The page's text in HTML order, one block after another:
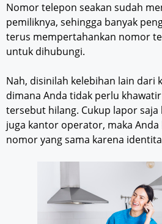
Nomor telepon seakan sudah
pemiliknya, sehingga banyak
terus mempertahankan nomor
untuk dihubungi.
Nah, disinilah kelebihan lain dari
dimana Anda tidak perlu
tersebut hilang. Cukup lapor
juga kantor operator, maka
nomor yang sama karena